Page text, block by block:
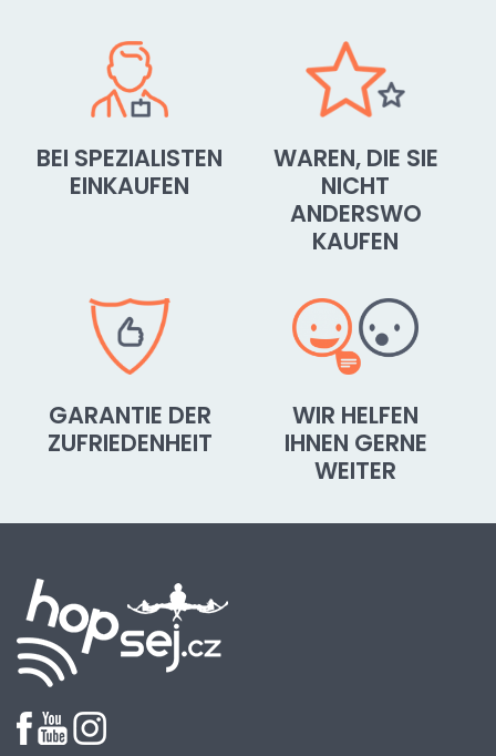
BEI SPEZIALISTEN
EINKAUFEN
WAREN, DIE SIE
NICHT
ANDERSWO
KAUFEN
GARANTIE DER
ZUFRIEDENHEIT
WIR HELFEN
IHNEN GERNE
WEITER